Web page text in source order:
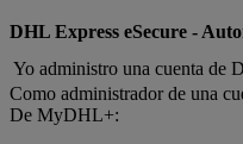
DHL Express eSecure -
Yo administro una cuenta de
Como administrador de una
De MyDHL+: